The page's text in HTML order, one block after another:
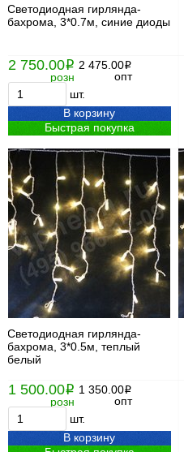
Светодиодная гирлянда-
бахрома, 3*0.7м, синие диоды
2 750.00i
розн
2 475.00i
опт
шт.
В корзину
Быстрая покупка
Светодиодная гирлянда-
бахрома, 3*0.5м, теплый
белый
1 500.00i
розн
1 350.00i
опт
шт.
В корзину